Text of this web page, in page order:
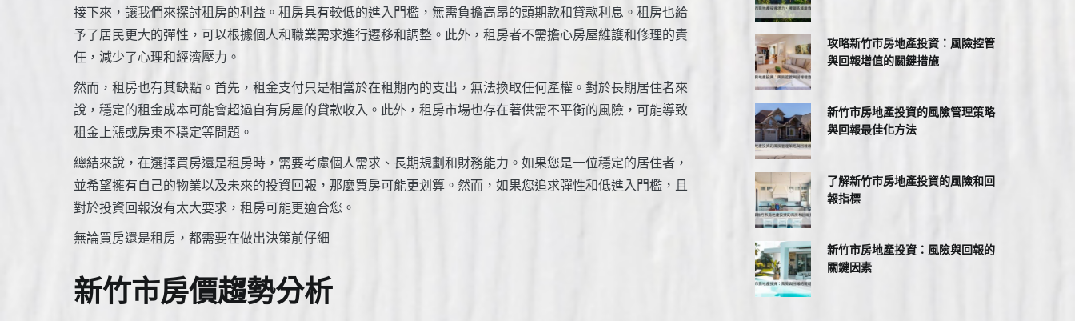
接下來，讓我們來探討租房的利益。租房具有較低的進入門檻，無需負擔高昂的頭期款和貸款利息。租房也給
予了居民更大的彈性，可以根據個人和職業需求進行遷移和調整。此外，租房者不需擔心房屋維護和修理的責
任，減少了心理和經濟壓力。
然而，租房也有其缺點。首先，租金支付只是相當於在租期內的支出，無法換取任何產權。對於長期居住者來
說，穩定的租金成本可能會超過自有房屋的貸款收入。此外，租房市場也存在著供需不平衡的風險，可能導致
租金上漲或房東不穩定等問題。
總結來說，在選擇買房還是租房時，需要考慮個人需求、長期規劃和財務能力。如果您是一位穩定的居住者，
並希望擁有自己的物業以及未來的投資回報，那麼買房可能更划算。然而，如果您追求彈性和低進入門檻，且
對於投資回報沒有太大要求，租房可能更適合您。
無論買房還是租房，都需要在做出決策前仔細
新竹市房價趨勢分析
攻略新竹市房地產投資：風險控管
與回報增值的關鍵措施
新竹市房地產投資的風險管理策略
與回報最佳化方法
了解新竹市房地產投資的風險和回
報指標
新竹市房地產投資：風險與回報的
關鍵因素